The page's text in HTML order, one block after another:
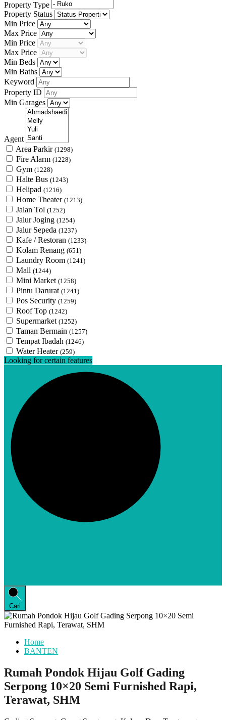
Property Type
Property Status
Min Price
Max Price
Min Price
Max Price
Min Beds
Min Baths
Keyword
Property ID
Min Garages
Agent
Area Parkir (1298)
Fire Alarm (1228)
Gym (1228)
Halte Bus (1243)
Helipad (1216)
Home Theater (1213)
Jalan Tol (1252)
Jalur Joging (1254)
Jalur Sepeda (1237)
Kafe / Restoran (1233)
Kolam Renang (651)
Laundry Room (1241)
Mall (1244)
Mini Market (1258)
Pintu Darurat (1241)
Pos Security (1259)
Roof Top (1242)
Supermarket (1252)
Taman Bermain (1257)
Tempat Ibadah (1246)
Water Heater (259)
Looking for certain features
Cari
Home
BANTEN
Rumah Pondok Hijau Golf Gading
Serpong 10×20 Semi Furnished Rapi,
Terawat, SHM